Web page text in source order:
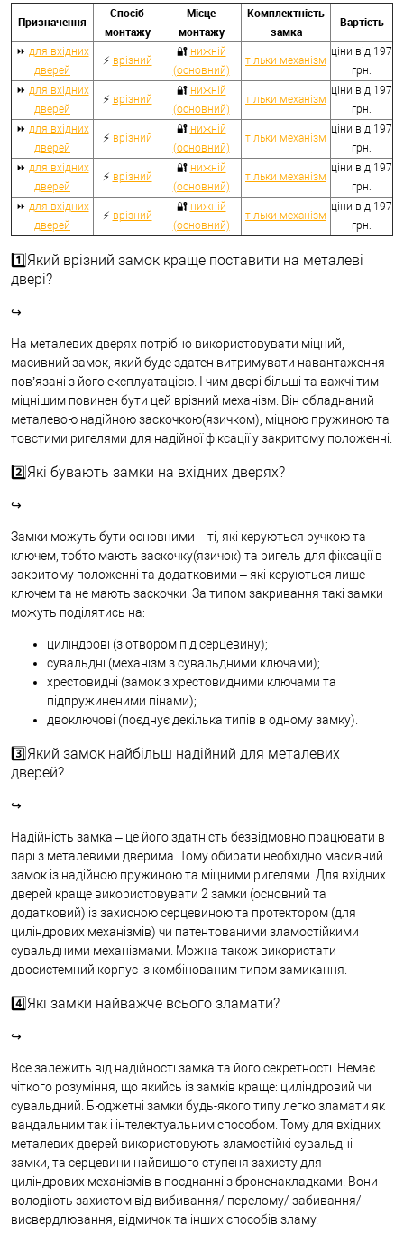
Призначення
Спосіб
монтажу
Місце
монтажу
Комплектність
замка
Вартість
⏩ для вхідних
дверей
⚡ врізний
🔐 нижній
(основний)
тільки механізм
ціни від 197
грн.
⏩ для вхідних
дверей
⚡ врізний
🔐 нижній
(основний)
тільки механізм
ціни від 197
грн.
⏩ для вхідних
дверей
⚡ врізний
🔐 нижній
(основний)
тільки механізм
ціни від 197
грн.
⏩ для вхідних
дверей
⚡ врізний
🔐 нижній
(основний)
тільки механізм
ціни від 197
грн.
⏩ для вхідних
дверей
⚡ врізний
🔐 нижній
(основний)
тільки механізм
ціни від 197
грн.
1️⃣Який врізний замок краще поставити на металеві
двері?
↪
На металевих дверях потрібно використовувати міцний,
масивний замок, який буде здатен витримувати навантаження
пов’язані з його експлуатацією. І чим двері більші та важчі тим
міцнішим повинен бути цей врізний механізм. Він обладнаний
металевою надійною заскочкою(язичком), міцною пружиною та
товстими ригелями для надійної фіксації у закритому положенні.
2️⃣Які бувають замки на вхідних дверях?
↪
Замки можуть бути основними – ті, які керуються ручкою та
ключем, тобто мають заскочку(язичок) та ригель для фіксації в
закритому положенні та додатковими – які керуються лише
ключем та не мають заскочки. За типом закривання такі замки
можуть поділятись на:
циліндрові (з отвором під серцевину);
сувальдні (механізм з сувальдними ключами);
хрестовидні (замок з хрестовидними ключами та
підпружиненими пінами);
двоключові (поєднує декілька типів в одному замку).
3️⃣Який замок найбільш надійний для металевих
дверей?
↪
Надійність замка – це його здатність безвідмовно працювати в
парі з металевими дверима. Тому обирати необхідно масивний
замок із надійною пружиною та міцними ригелями. Для вхідних
дверей краще використовувати 2 замки (основний та
додатковий) із захисною серцевиною та протектором (для
циліндрових механізмів) чи патентованими зламостійкими
сувальдними механізмами. Можна також використати
двосистемний корпус із комбінованим типом замикання.
4️⃣Які замки найважче всього зламати?
↪
Все залежить від надійності замка та його секретності. Немає
чіткого розуміння, що якийсь із замків краще: циліндровий чи
сувальдний. Бюджетні замки будь-якого типу легко зламати як
вандальним так і інтелектуальним способом. Тому для вхідних
металевих дверей використовують зламостійкі сувальдні
замки, та серцевини найвищого ступеня захисту для
циліндрових механізмів в поєднанні з броненакладками. Вони
володіють захистом від вибивання/ перелому/ забивання/
висвердлювання, відмичок та інших способів зламу.